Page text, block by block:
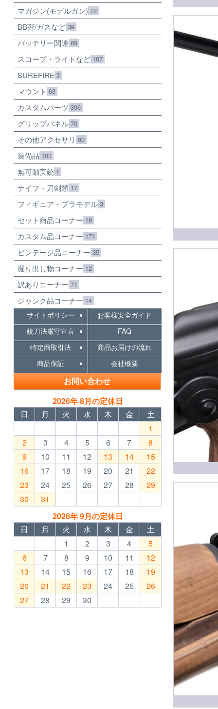
マガジン(モデルガン) 72
BB弾/ガスなど 39
バッテリー関連 69
スコープ・ライトなど 107
SUREFIRE 3
マウント 63
カスタムパーツ 396
グリップパネル 70
その他アクセサリ 80
装備品 103
無可動実銃 1
ナイフ・刀剣類 17
フィギュア・プラモデル 3
セット商品コーナー 18
カスタム品コーナー 171
ビンテージ品コーナー 35
掘り出し物コーナー 12
訳ありコーナー 71
ジャンク品コーナー 14
サイトポリシー
お客様安全ガイド
銃刀法厳守宣言
FAQ
特定商取引法
商品お届けの流れ
商品保証
会社概要
お問い合わせ
2026年 8月の定休日
日
月 火 水 木 金
土
1
2
3 4 5 6 7
8
9
10 11 12 13 14
15
16
17 18 19 20 21
22
23
24 25 26 27 28
29
30
31
2026年 9月の定休日
日
月 火 水 木 金
土
1
2 3 4
5
6
7 8 9 10 11
12
13
14 15 16 17 18
19
20
21 22 23 24 25
26
27
28 29 30